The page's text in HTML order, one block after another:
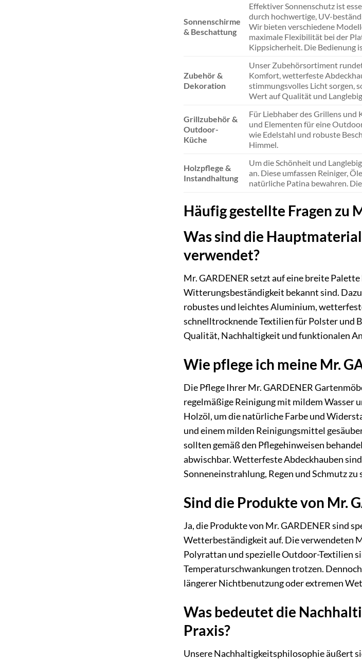
Sonnenschirme
& Beschattung
Effektiver Sonnenschutz ist
durch hochwertige, UV-
Wir bieten verschiedene
maximale Flexibilität bei der
Kippsicherheit. Die Bedienung
Zubehör &
Dekoration
Unser Zubehörsortiment
Komfort, wetterfeste
stimmungsvolles Licht sorgen,
Wert auf Qualität und
Grillzubehör &
Outdoor-
Küche
Für Liebhaber des Grillens und
und Elementen für eine
wie Edelstahl und robuste
Himmel.
Holzpflege &
Instandhaltung
Um die Schönheit und
an. Diese umfassen Reiniger,
natürliche Patina bewahren.
Häufig gestellte Fragen zu
Was sind die
verwendet?
Mr. GARDENER setzt auf eine breite
Witterungsbeständigkeit bekannt sind.
robustes und leichtes Aluminium,
schnelltrocknende Textilien für Polster und
Qualität, Nachhaltigkeit und funktionalen
Wie pflege ich meine Mr.
Die Pflege Ihrer Mr. GARDENER
regelmäßige Reinigung mit mildem Wasser
Holzöl, um die natürliche Farbe und
und einem milden Reinigungsmittel
sollten gemäß den Pflegehinweisen
abwischbar. Wetterfeste Abdeckhauben
Sonneneinstrahlung, Regen und Schmutz
Sind die Produkte von Mr.
Ja, die Produkte von Mr. GARDENER sind
Wetterbeständigkeit auf. Die verwendeten
Polyrattan und spezielle Outdoor-Textilien
Temperaturschwankungen trotzen.
längerer Nichtbenutzung oder extremen
Was bedeutet die
Praxis?
Unsere Nachhaltigkeitsphilosophie äußert